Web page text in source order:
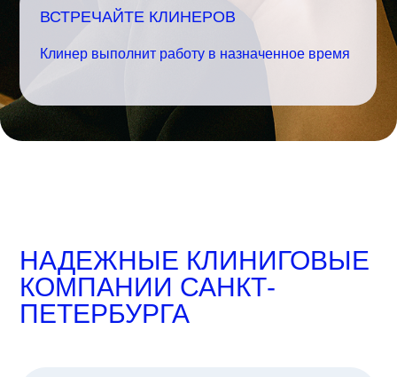
ВСТРЕЧАЙТЕ КЛИНЕРОВ
Клинер выполнит работу в назначенное время
НАДЕЖНЫЕ КЛИНИГОВЫЕ
КОМПАНИИ САНКТ-
ПЕТЕРБУРГА